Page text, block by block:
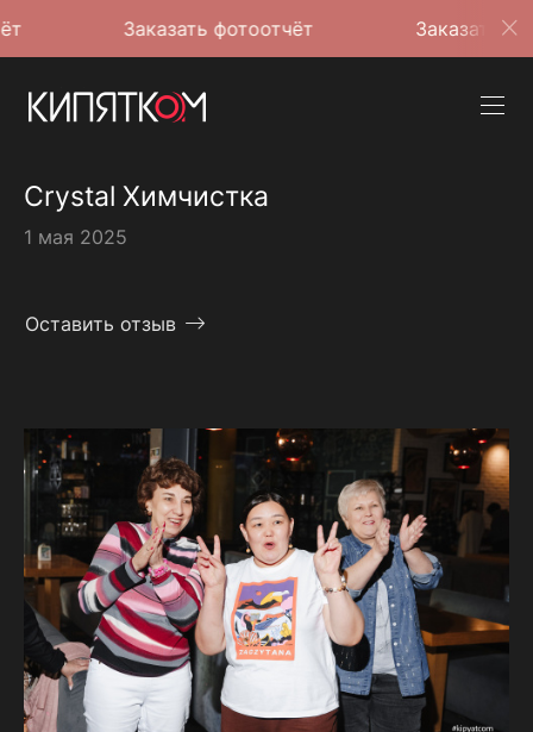
Заказать фотоотчёт Заказать фотоотчёт
Crystal Химчистка
1 мая 2025
Оставить отзыв